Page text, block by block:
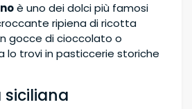
è uno dei dolci più famosi
ripiena di ricotta
gocce di cioccolato o
lo trovi in pasticcerie storiche
siciliana